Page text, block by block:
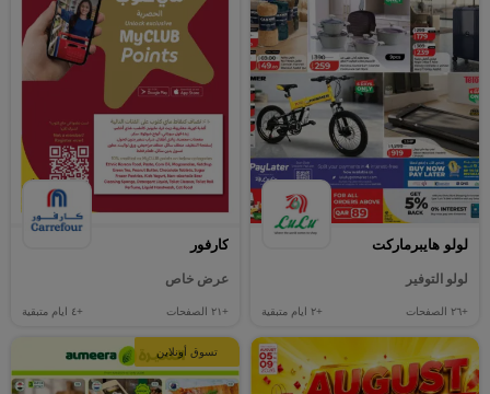
لولو هايبرماركت
لولو التوفير
+٢٦ الصفحات +٢ ايام متبقية
كارفور
عرض خاص
+٢١ الصفحات +٤ ايام متبقية
تسوق أونلاين